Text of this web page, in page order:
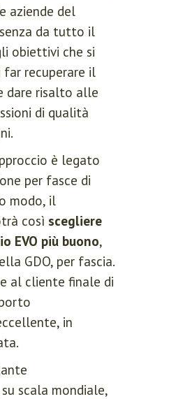
aziende del
da tutto il
obiettivi che si
recuperare il
dare risalto alle
di qualità
è legato
per fasce di
modo, il
così scegliere
EVO più buono,
GDO, per fascia.
al cliente finale di
in
scala mondiale,